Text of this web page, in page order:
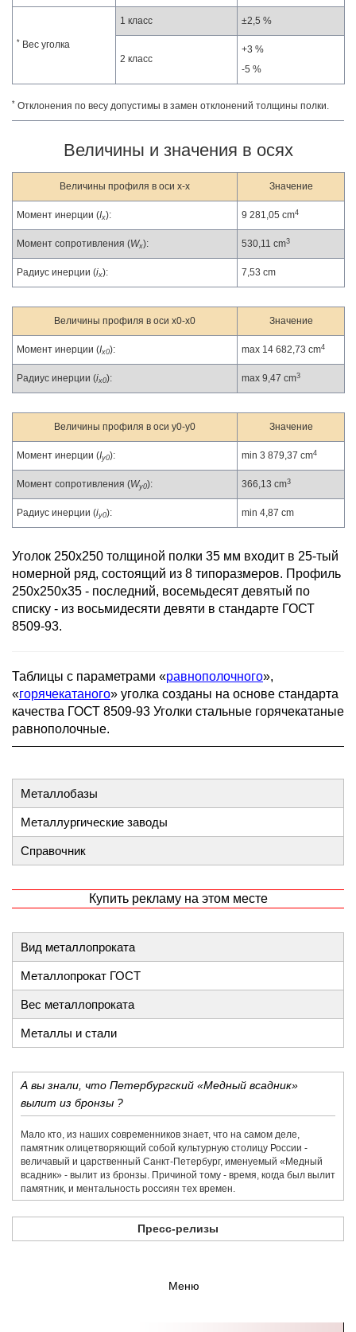
* Вес уголка
1 класс ±2,5 %
2 класс
+3 %
-5 %
* Отклонения по весу допустимы в замен отклонений толщины полки.
Величины и значения в осях
Величины профиля в оси x-x Значение
Момент инерции (Ix): 9 281,05 cm4
Момент сопротивления (Wx): 530,11 cm3
Радиус инерции (ix): 7,53 cm
Величины профиля в оси x0-x0 Значение
Момент инерции (Ix0): max 14 682,73 cm4
Радиус инерции (ix0): max 9,47 cm3
Величины профиля в оси y0-y0 Значение
Момент инерции (Iy0): min 3 879,37 cm4
Момент сопротивления (Wy0): 366,13 cm3
Радиус инерции (iy0): min 4,87 cm
Уголок 250х250 толщиной полки 35 мм входит в 25-тый
номерной ряд, состоящий из 8 типоразмеров. Профиль
250х250х35 - последний, восемьдесят девятый по
списку - из восьмидесяти девяти в стандарте ГОСТ
8509-93.
Таблицы с параметрами «равнополочного»,
«горячекатаного» уголка созданы на основе стандарта
качества ГОСТ 8509-93 Уголки стальные горячекатаные
равнополочные.
Металлобазы
Металлургические заводы
Справочник
Купить рекламу на этом месте
Вид металлопроката
Металлопрокат ГОСТ
Вес металлопроката
Металлы и стали
А вы знали, что Петербургский «Медный всадник»
вылит из бронзы ?
Мало кто, из наших современников знает, что на самом деле,
памятник олицетворяющий собой культурную столицу России -
величавый и царственный Санкт-Петербург, именуемый «Медный
всадник» - вылит из бронзы. Причиной тому - время, когда был вылит
памятник, и ментальность россиян тех времен.
Пресс-релизы
Меню